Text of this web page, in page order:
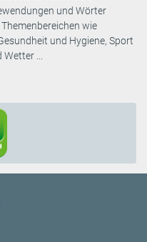
und Wörter
wie
und Hygiene, Sport
Wetter ...